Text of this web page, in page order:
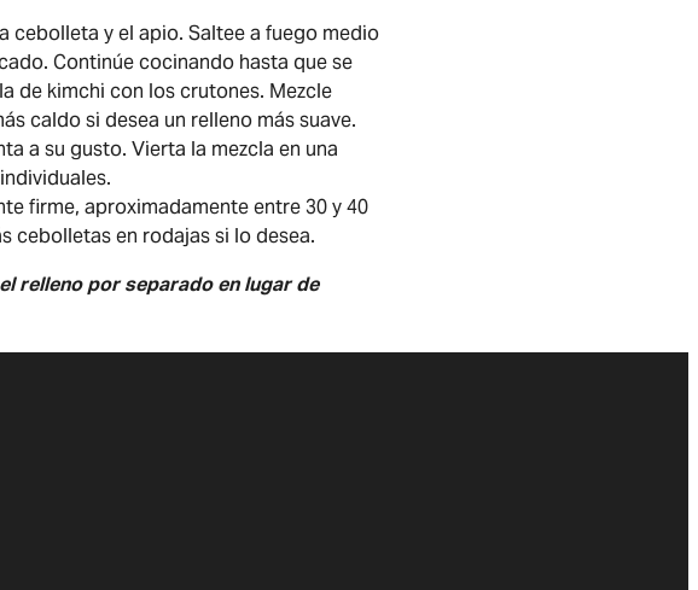
cebolleta y el apio. Saltee a fuego medio
Continúe cocinando hasta que se
de kimchi con los crutones. Mezcle
caldo si desea un relleno más suave.
a su gusto. Vierta la mezcla en una
firme, aproximadamente entre 30 y 40
cebolletas en rodajas si lo desea.
relleno por separado en lugar de